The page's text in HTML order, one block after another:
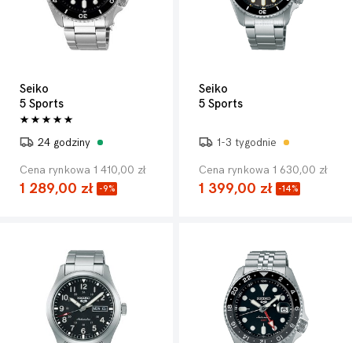
Seiko
5 Sports
24 godziny
Cena rynkowa 1 410,00 zł
1 289,00 zł -9%
Seiko
5 Sports
1-3 tygodnie
Cena rynkowa 1 630,00 zł
1 399,00 zł -14%